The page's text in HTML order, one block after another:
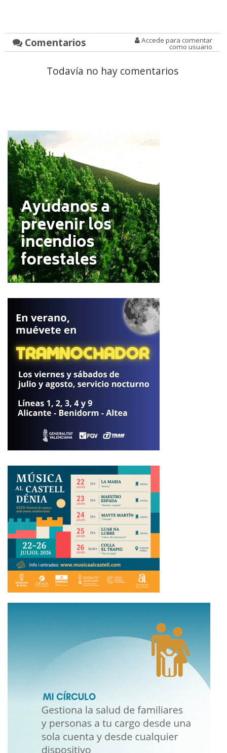
Comentarios Accede para comentar
como usuario
Todavía no hay comentarios